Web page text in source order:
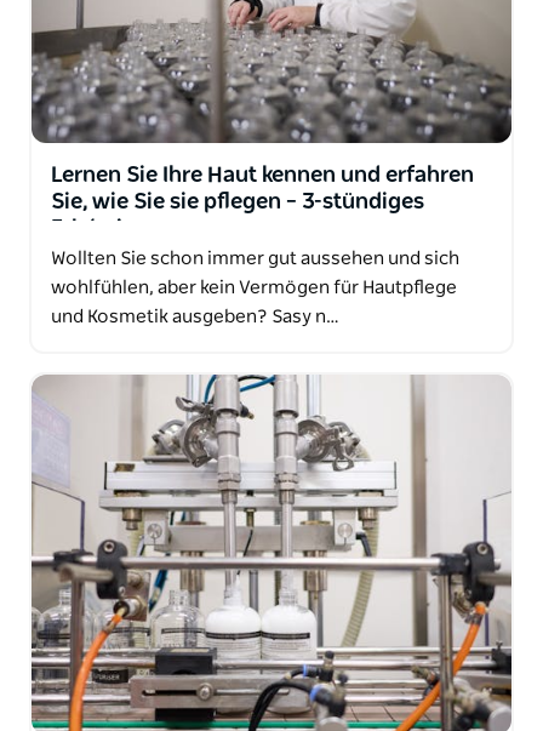
Lernen Sie Ihre Haut kennen und erfahren
Sie, wie Sie sie pflegen – 3-stündiges
Wollten Sie schon immer gut aussehen und sich
wohlfühlen, aber kein Vermögen für Hautpflege
und Kosmetik ausgeben? Sasy n…